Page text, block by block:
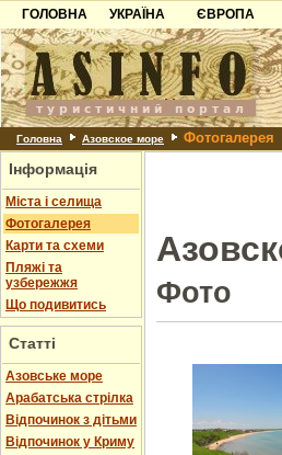
ГОЛОВНА
УКРАЇНА
Карпати
Азов
Причорноморря
Шацьк
ЄВРОПА
Чорногорія
Хорватія
Болгарія
Албанія
Головна Азовское море Фотогалерея
Інформація
Міста і селища
Фотогалерея
Карти та схеми
Пляжі та
узбережжя
Що подивитись
Статті
Азовське море
Арабатська стрілка
Відпочинок з дітьми
Відпочинок у Криму
Фото